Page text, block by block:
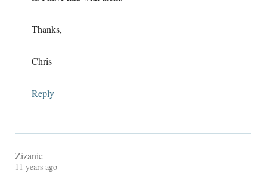
Thanks,
Chris
Reply
Zizanie
11 years ago